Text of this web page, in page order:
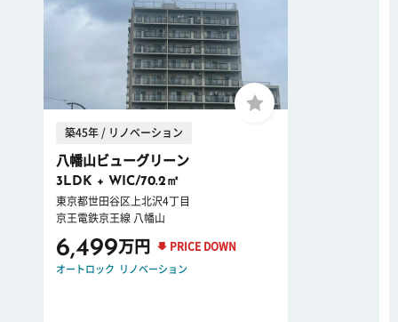
築45年 / リノベーション
八幡山ビューグリーン
3LDK + WIC/70.2㎡
東京都世田谷区上北沢4丁目
京王電鉄京王線 八幡山
6,499万円 PRICE DOWN
オートロック リノベーション